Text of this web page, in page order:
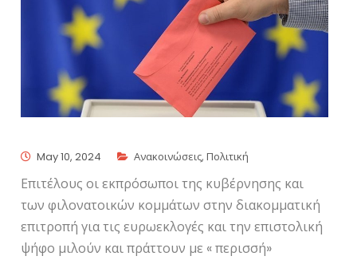
May 10, 2024 Ανακοινώσεις,Πολιτική
Επιτέλους οι εκπρόσωποι της κυβέρνησης και
των φιλονατοικών κομμάτων στην διακομματική
επιτροπή για τις ευρωεκλογές και την επιστολική
ψήφο μιλούν και πράττουν με « περισσή»